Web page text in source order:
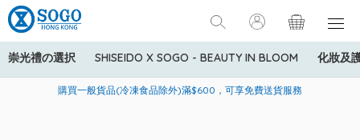
崇光禮の選択 SHISEIDO X SOGO - BEAUTY IN BLOOM 化妝及
美國運通Explorer®信用卡會員購物禮遇：高達5%簽賬回贈！
購買一般貨品(冷凍食品除外)滿$600，可享免費送貨服務
寄送中國內地服務只適用於指定商品，若訂單金額少於HK$600(折